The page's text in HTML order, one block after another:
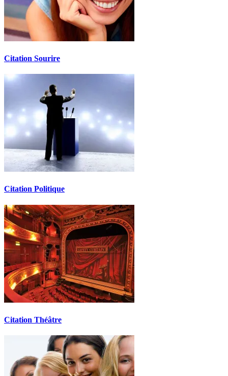
Citation Sourire
Citation Politique
Citation Théâtre